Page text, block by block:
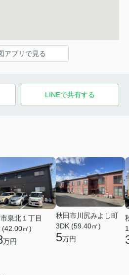
アプリで見る
LINEで共有する
泉北１丁目
(42.00㎡)
万円
秋田市川尻みよし町
3DK (59.40㎡)
5万円